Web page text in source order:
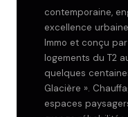
contemporaine,
excellence
Immo et conçu
logements du T2
quelques
Glacière ».
espaces